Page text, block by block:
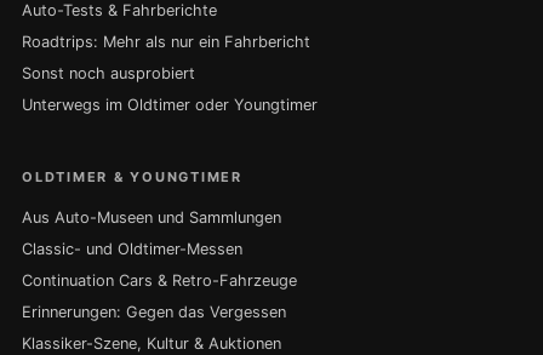
Auto-Tests & Fahrberichte
Roadtrips: Mehr als nur ein Fahrbericht
Sonst noch ausprobiert
Unterwegs im Oldtimer oder Youngtimer
OLDTIMER & YOUNGTIMER
Aus Auto-Museen und Sammlungen
Classic- und Oldtimer-Messen
Continuation Cars & Retro-Fahrzeuge
Erinnerungen: Gegen das Vergessen
Klassiker-Szene, Kultur & Auktionen